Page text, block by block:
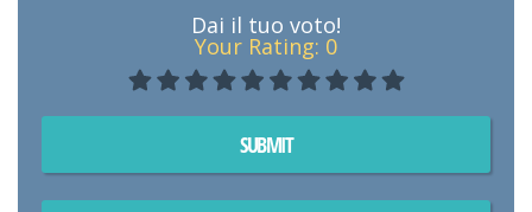
Dai il tuo voto!
Your Rating: 0
SUBMIT